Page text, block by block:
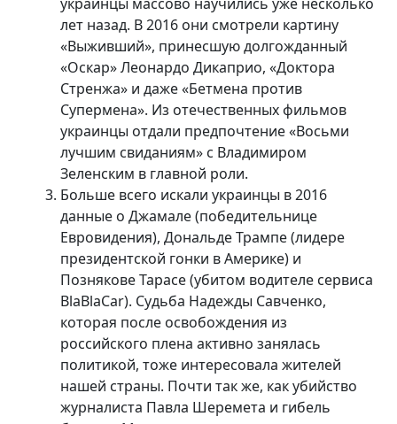
лет назад. В 2016 они смотрели картину
«Выживший», принесшую долгожданный
«Оскар» Леонардо Дикаприо, «Доктора
Стренжа» и даже «Бетмена против
Супермена». Из отечественных фильмов
украинцы отдали предпочтение «Восьми
лучшим свиданиям» с Владимиром
Зеленским в главной роли.
Больше всего искали украинцы в 2016
данные о Джамале (победительнице
Евровидения), Дональде Трампе (лидере
президентской гонки в Америке) и
Познякове Тарасе (убитом водителе сервиса
BlaBlaCar). Судьба Надежды Савченкo,
которая после освобождения из
российского плена активно занялась
политикой, тоже интересовала жителей
нашей страны. Почти так же, как убийство
журналиста Павла Шеремета и гибель